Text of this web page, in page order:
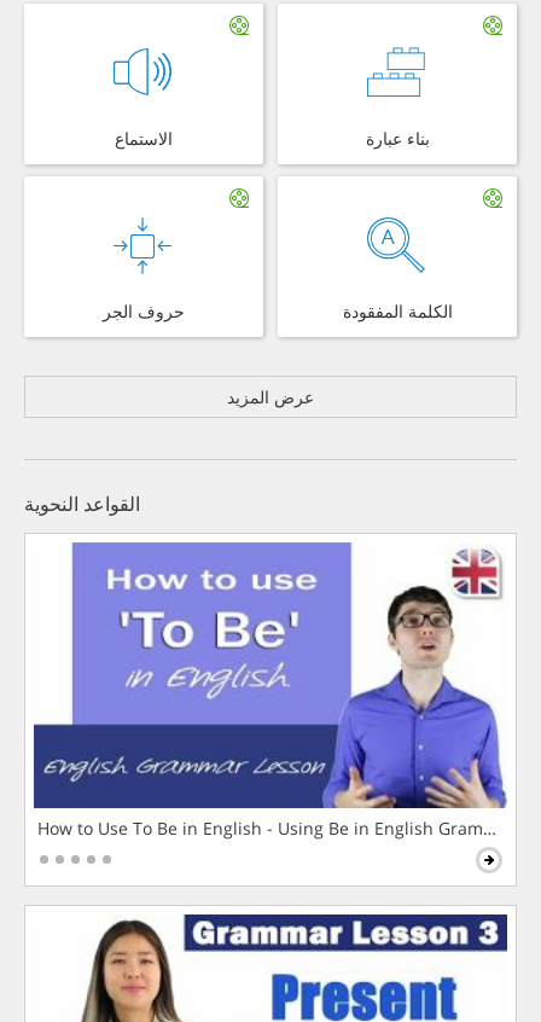
الاستماع بناء عبارة
حروف الجر الكلمة المفقودة
عرض المزيد
القواعد النحوية
How to Use To Be in English - Using Be in English Grammar